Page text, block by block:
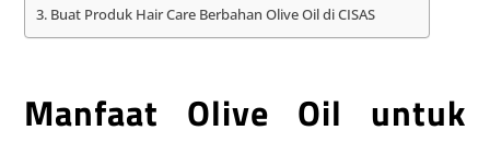
Buat Produk Hair Care Berbahan Olive Oil di CISAS
Manfaat Olive Oil untuk